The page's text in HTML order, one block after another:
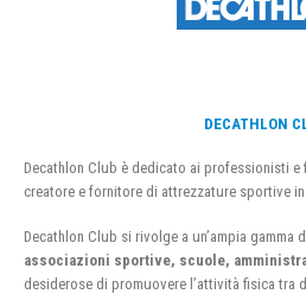
DECATHLON
Decathlon Club è dedicato ai professionisti
creatore e fornitore di attrezzature sportive
Decathlon Club si rivolge a un’ampia gamma
associazioni sportive, scuole,
desiderose di promuovere l’attività fisica tra